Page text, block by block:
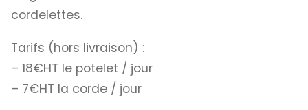
cordelettes.
Tarifs (hors livraison) :
– 18€HT le potelet / jour
– 7€HT la corde / jour